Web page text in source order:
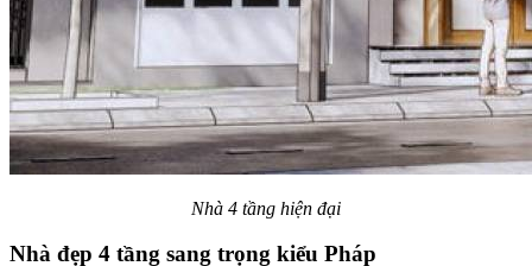
Nhà 4 tầng hiện đại
Nhà đẹp 4 tầng sang trọng kiểu Pháp